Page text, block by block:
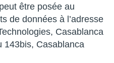
être posée au
de données à l’adresse
Casablanca
143bis, Casablanca